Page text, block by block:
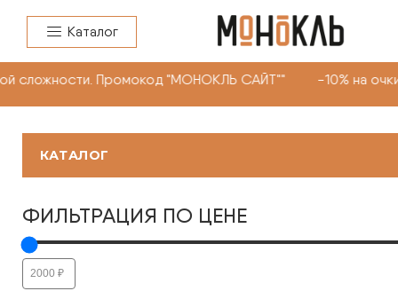
Каталог
"МОНОКЛЬ САЙТ"" -10% на очки,
КАТАЛОГ
ФИЛЬТРАЦИЯ ПО ЦЕНЕ